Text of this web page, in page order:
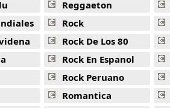
Reggaeton
Rock
Rock De Los 80
Rock En Espanol
Rock Peruano
Romantica